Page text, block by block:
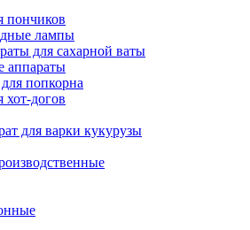
пончиков
лампы
для сахарной ваты
аппараты
попкорна
хот-догов
для варки кукурузы